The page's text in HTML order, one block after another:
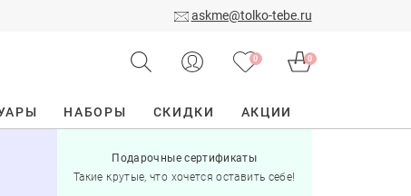
askme@tolko-tebe.ru
0 0
НАБОРЫ СКИДКИ АКЦИИ
Подарочные сертификаты
Такие крутые, что хочется оставить себе!